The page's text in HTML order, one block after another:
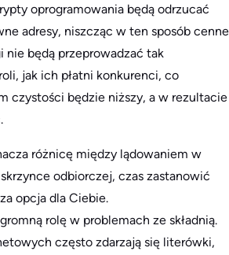
oprogramowania będą odrzucać
adresy, niszcząc w ten sposób cenne
nie będą przeprowadzać tak
jak ich płatni konkurenci, co
czystości będzie niższy, a w rezultacie
różnicę między lądowaniem w
odbiorczej, czas zastanowić
opcja dla Ciebie.
rolę w problemach ze składnią.
często zdarzają się literówki,